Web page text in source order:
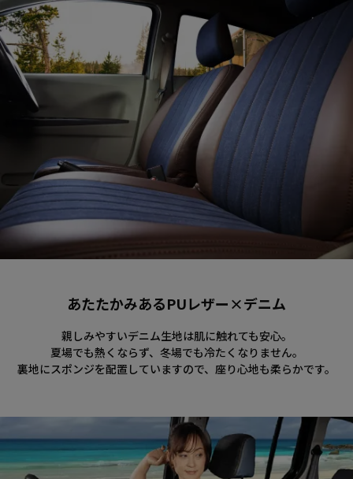
あたたかみあるPUレザー×デニム
親しみやすいデニム生地は肌に触れても安心。
夏場でも熱くならず、冬場でも冷たくなりません。
裏地にスポンジを配置していますので、座り心地も柔らかです。